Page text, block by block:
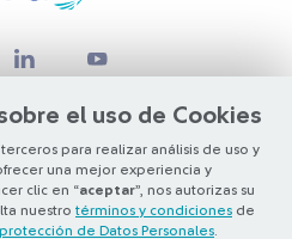
el uso de Cookies
para realizar análisis de uso y
una mejor experiencia y
clic en “aceptar”, nos autorizas su
nuestro términos y condiciones de
de Datos Personales
SURA 2026